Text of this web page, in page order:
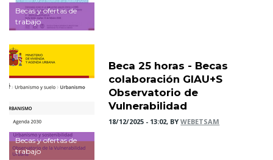
Becas y ofertas de
trabajo
Becas y ofertas de
trabajo
Beca 25 horas - Becas
colaboración GIAU+S
Observatorio de
Vulnerabilidad
18/12/2025 - 13:02, BYWEBETSAM